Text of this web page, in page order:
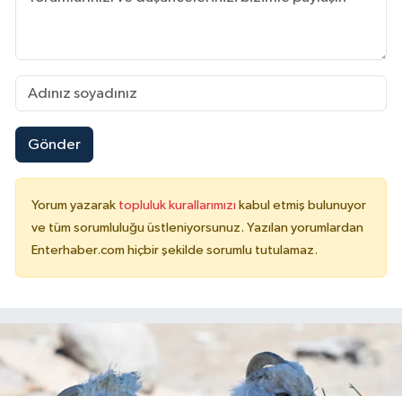
Gönder
Yorum yazarak topluluk kurallarımızı kabul etmiş bulunuyor
ve tüm sorumluluğu üstleniyorsunuz. Yazılan yorumlardan
Enterhaber.com hiçbir şekilde sorumlu tutulamaz.